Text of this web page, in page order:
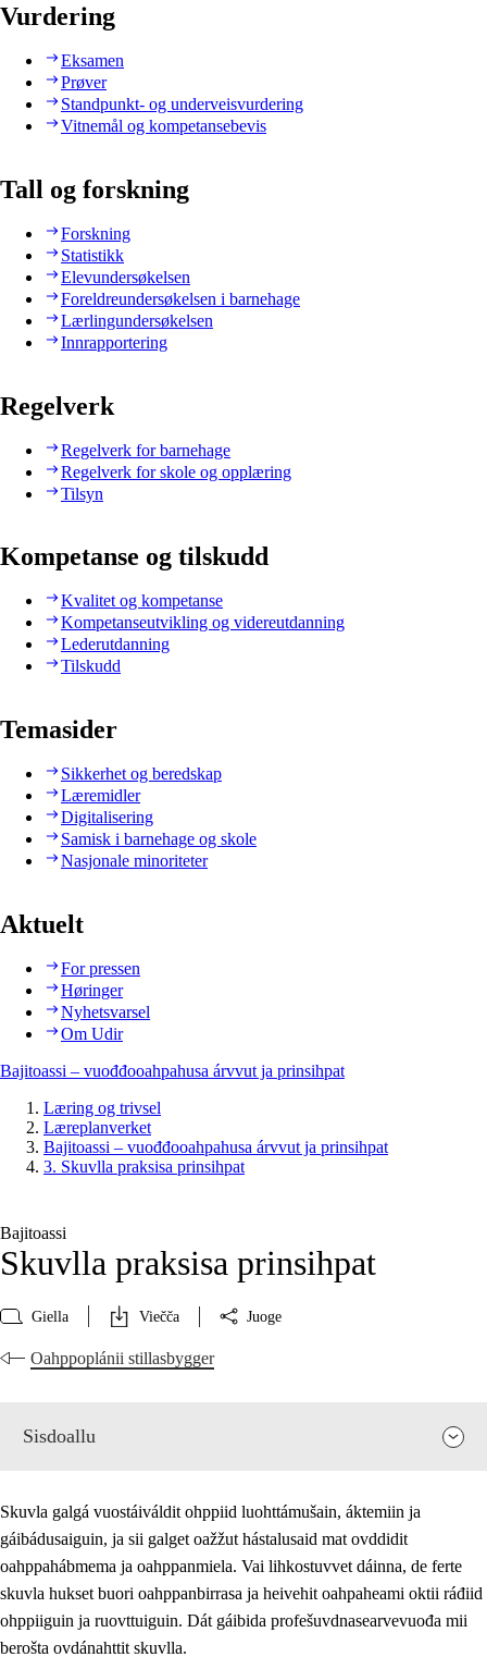
Vurdering
Eksamen
Prøver
Standpunkt- og underveisvurdering
Vitnemål og kompetansebevis
Tall og forskning
Forskning
Statistikk
Elevundersøkelsen
Foreldreundersøkelsen i barnehage
Lærlingundersøkelsen
Innrapportering
Regelverk
Regelverk for barnehage
Regelverk for skole og opplæring
Tilsyn
Kompetanse og tilskudd
Kvalitet og kompetanse
Kompetanseutvikling og videreutdanning
Lederutdanning
Tilskudd
Temasider
Sikkerhet og beredskap
Læremidler
Digitalisering
Samisk i barnehage og skole
Nasjonale minoriteter
Aktuelt
For pressen
Høringer
Nyhetsvarsel
Om Udir
Bajitoassi – vuođđooahpahusa árvvut ja prinsihpat
Læring og trivsel
Læreplanverket
Bajitoassi – vuođđooahpahusa árvvut ja prinsihpat
3. Skuvlla praksisa prinsihpat
Bajitoassi
Skuvlla praksisa prinsihpat
Giella Viečča Juoge
Oahppoplánii stillasbygger
Sisdoallu
Skuvla galgá vuostáiváldit ohppiid luohttámušain, áktemiin ja
gáibádusaiguin, ja sii galget oažžut hástalusaid mat ovddidit
oahppahábmema ja oahppanmiela. Vai lihkostuvvet dáinna, de ferte
skuvla hukset buori oahppanbirrasa ja heivehit oahpaheami oktii ráđiid
ohppiiguin ja ruovttuiguin. Dát gáibida profešuvdnasearvevuođa mii
berošta ovdánahttit skuvlla.